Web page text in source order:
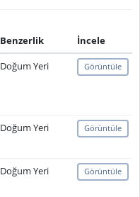
Benzerlik
İncele
Doğum Yeri Görüntüle
Doğum Yeri Görüntüle
Doğum Yeri Görüntüle